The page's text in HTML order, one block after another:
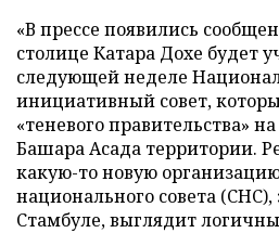
«В прессе появились
столице Катара Дохе будет
следующей неделе
инициативный совет,
«теневого правительства»
Башара Асада территории.
какую-то новую
национального совета
Стамбуле, выглядит